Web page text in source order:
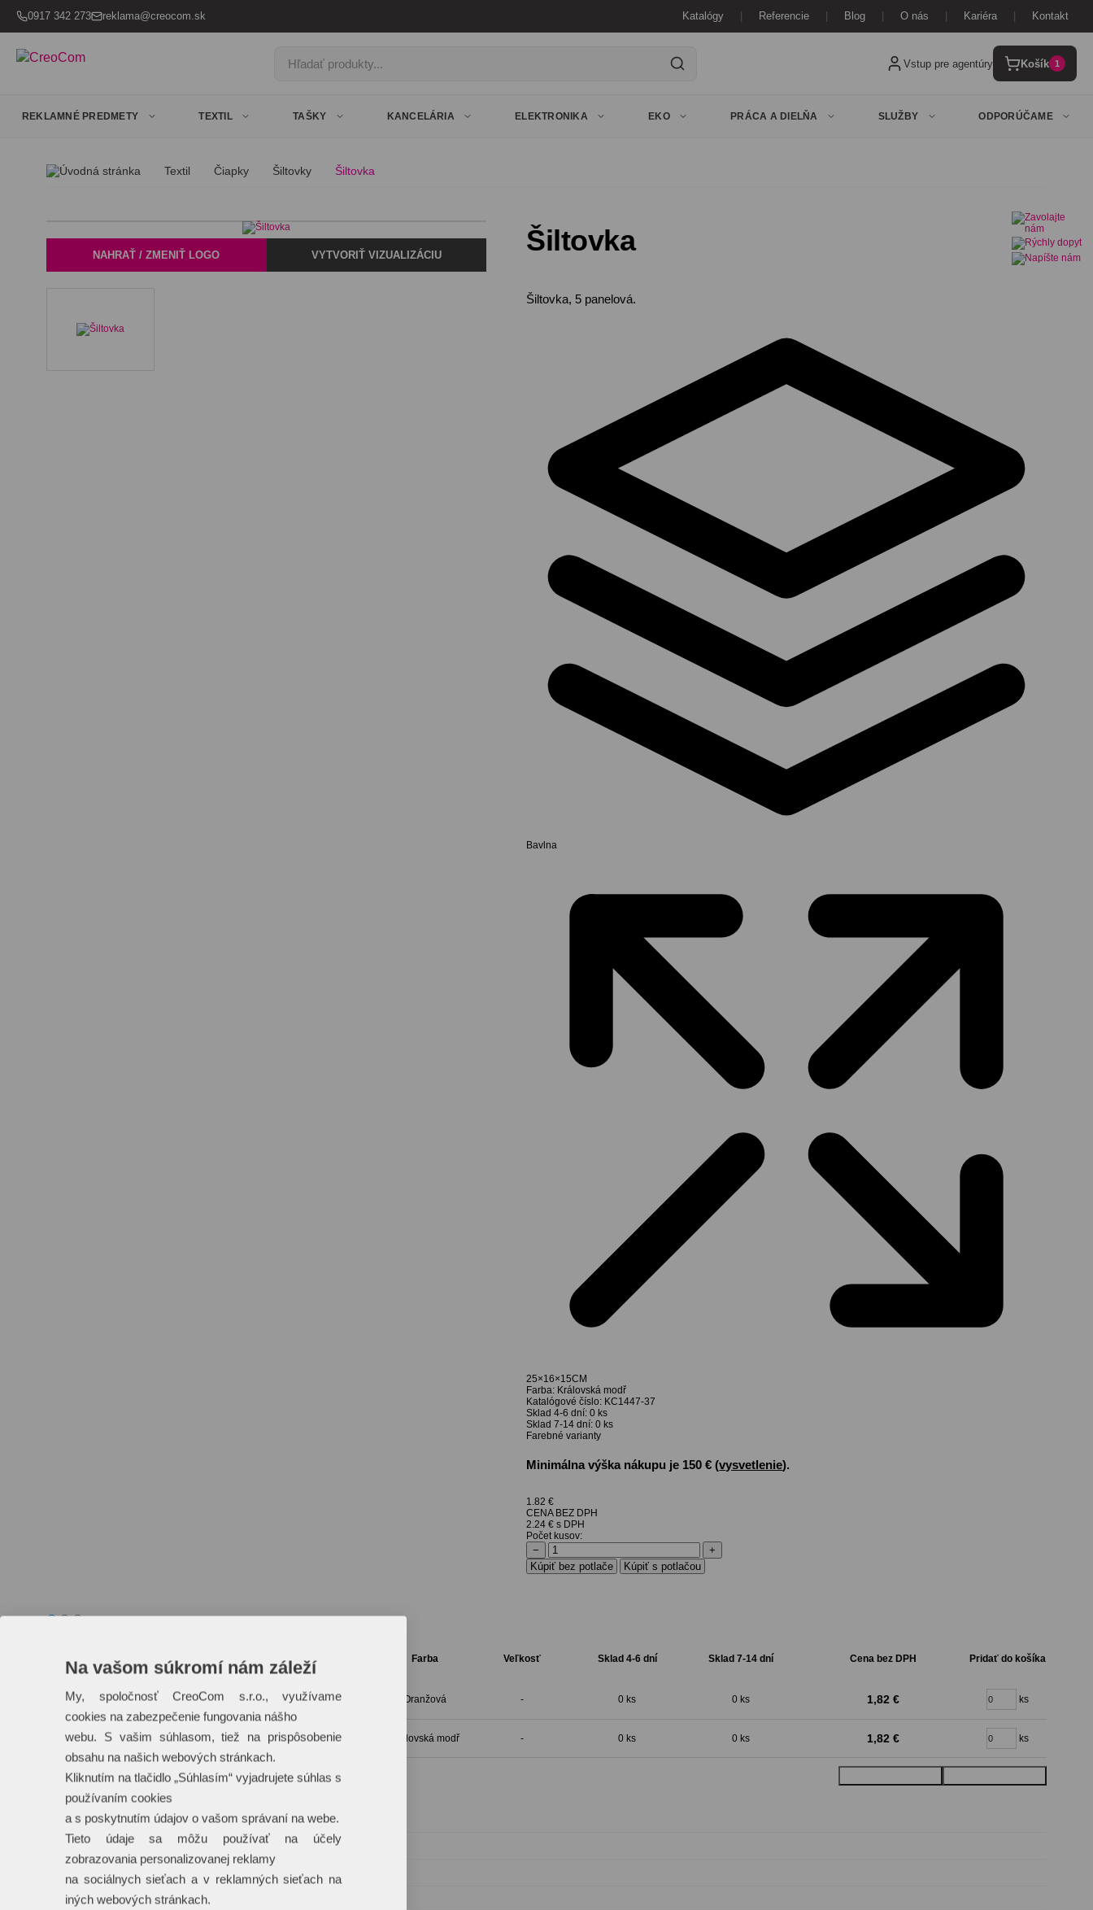
0917 342 273 reklama@creocom.sk Katalógy Referencie Blog O nás Kariéra Kontakt
Vstup pre agentúry Košík 1
REKLAMNÉ PREDMETY TEXTIL TAŠKY KANCELÁRIA ELEKTRONIKA EKO PRÁCA A DIELŇA SLUŽBY ODPORÚČAME
Textil Čiapky Šiltovky Šiltovka
NAHRAŤ / ZMENIŤ LOGO VYTVORIŤ VIZUALIZÁCIU Šiltovka
Šiltovka, 5 panelová.
Bavlna
25×16×15CM
Farba: Královská modř
Katalógové číslo: KC1447-37
Sklad 4-6 dní: 0 ks
Sklad 7-14 dní: 0 ks
Farebné varianty
Minimálna výška nákupu je 150 € (vysvetlenie).
1.82€
CENA BEZ DPH
2.24 € s DPH
Počet kusov:
− +
Kat.čís Farba Veľkosť Sklad 4-6 dní Sklad 7-14 dní Cena bez DPH Pridať do košíka
KC1447-10 Oranžová - 0 ks 0 ks 1,82 € ks
KC1447-37 Královská modř - 0 ks 0 ks 1,82 € ks
Rozmery: 25X16X15CM
Materiál: Bavlna
25 cm
Šírka: 16 cm
Na vašom súkromí nám záleží
My, spoločnosť CreoCom s.r.o., využívame
cookies na zabezpečenie fungovania nášho
webu. S vašim súhlasom, tiež na prispôsobenie
obsahu na našich webových stránkach.
Kliknutím na tlačidlo „Súhlasím“ vyjadrujete súhlas s
používaním cookies
a s poskytnutím údajov o vašom správaní na webe.
Tieto údaje sa môžu používať na účely
zobrazovania personalizovanej reklamy
na sociálnych sieťach a v reklamných sieťach na
iných webových stránkach.